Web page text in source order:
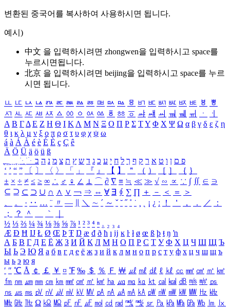
변환된 중국어를 복사하여 사용하시면 됩니다.
예시)
中文 을 입력하시려면 zhongwen을 입력하시고 space를
누르시면됩니다.
北京 을 입력하시려면 beijing을 입력하시고 space를 누르
시면 됩니다.
ㅥ ㅦ ㅧ ㅨ ㅩ ㅪ ㅫ ㅬ ㅭ ㅮ ㅯ ㅰ ㅱ ㅲ ㅳ ㅴ ㅵ ㅶ ㅷ ㅸ
ㅹ
ㅺ ㅻ ㅼ ㅽ ㅾ ㅿ ㆀ ㆁ ㆂ ㆃ ㆄ ㆅ ㆆ ㆇ ㆈ ㆉ ㆊ ㆋ ㆌ ㆍ
ㆎ
Α Β ΓΔ Ε Ζ Η Θ Ι ΚΛ Μ Ν Ξ Ο Π Ρ Σ ΤΥ Φ Χ Ψ Ω α β γ δ ε ζ η
θ ι κ λ μ ν ξ ο π ρ σ τ υ φ χ ψ ω
á à Á À é è É È ç Ç ê
Ä Ö Ü ä ö ü ß
ִֶֹ ֻּ ׁׂ פ ם ן ו ט א ר ק ף ך ל ח י ע כ ג ד ש ץ ת צ מ נ ה ב
‘ ’ “ ” 〔 〕 〈 〉 「 」 『 』 【 】 ＂ （ ） ［ ］ ｛ ｝
± × ÷ ≠ ≤ ≥ ∞ ∴ ♂ ♀ ∠ ⊥ ⌒ ∂ ∇ ≡ ≒ ≪ ≫ √ ∽ ∝ ∵ ∫ ∬ ∈ ∋
⊆ ⊇ ⊂ ⊃ ∪ ∩ ∧ ∨ ￢ ⇒ ⇔ ∀ ∃ ∮ ∑ ∏ ＋ － ＜ ＝
＞
、
。 · ‥ … ¨ 〃 ― ＼ ∼ ´ ～ ˇ ˘ ˝ ˚ ˙ ¸ ¡ ¿ ː ！ ＇ ， ． ／
：
；
？ ＾ ｀
½ ⅓ ⅔ ¼ ¾ ⅛ ⅜ ⅝ ⅞ ¹ ² ³ ⁴ ⁿ ₁ ₂ ₃ ₄
Æ Ð Ħ Ĳ Ł Ø Œ Þ Ŧ Ŋ æ đ ð ħ ı ĳ ĸ ŀ ł ø œ ß þ ŧ ŋ ŉ
А Б В Г Д Е Ё Ж З И Й К Л М Н О П Р С Т У Ф Х Ц Ч Ш Щ Ъ
Ы Ь Э Ю Я а б в г д е ё ж з и й к л м н о п р с т у ф х ц ч ш щ ъ
ы ь э ю я
′ ″ ℃ Å ￠ ￡ ￥ ¤ ℉ ‰ ＄ ％ Ｆ ￦ ㎕ ㎖ ㎗ ℓ ㎘ ㏄ ㎣ ㎤ ㎥ ㎦
㎙ ㎚ ㎛ ㎜ ㎝ ㎞ ㎟ ㎠ ㎡ ㎢ ㏊ ㎍ ㎎ ㎏ ㏏ ㎈ ㎉ ㏈ ㎧ ㎨ ㎰
㎱ ㎲ ㎳ ㎴ ㎵ ㎶ ㎷ ㎸ ㎹ ㎀ ㎁ ㎂ ㎃ ㎄ ㎺ ㎻ ㎽ ㎾ ㎿ ㎐ ㎑
㎒ ㎓ ㎔ Ω ㏀ ㏁ ㎊ ㎋ ㎌ ㏖ ㏅ ㎭ ㎮ ㎯ ㏛ ㎩ ㎪ ㎫ ㎬ ㏝ ㏐
㏓